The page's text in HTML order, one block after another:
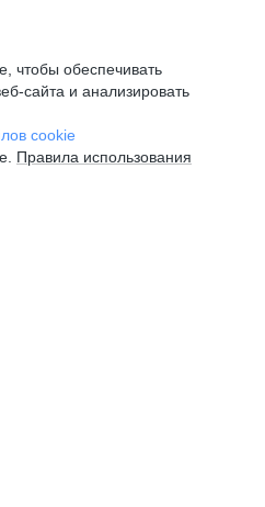
чтобы обеспечивать
сайта и анализировать
cookie
Правила использования